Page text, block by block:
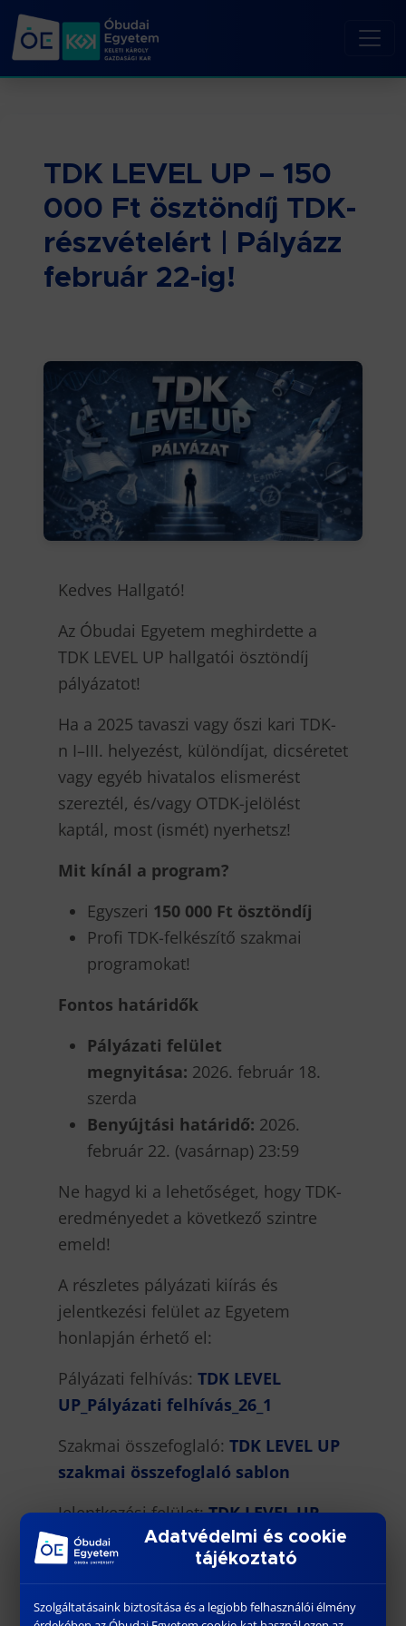
TDK LEVEL UP – 150
000 Ft ösztöndíj TDK-
részvételért | Pályázz
február 22-ig!
Kedves Hallgató!
Az Óbudai Egyetem meghirdette a
TDK LEVEL UP hallgatói ösztöndíj
pályázatot!
Ha a 2025 tavaszi vagy őszi kari TDK-
n I–III. helyezést, különdíjat, dicséretet
vagy egyéb hivatalos elismerést
szereztél, és/vagy OTDK-jelölést
kaptál, most (ismét) nyerhetsz!
Mit kínál a program?
Egyszeri 150 000 Ft ösztöndíj
Profi TDK-felkészítő szakmai
programokat!
Fontos határidők
Pályázati felület
megnyitása: 2026. február 18.
szerda
Benyújtási határidő: 2026.
február 22. (vasárnap) 23:59
Ne hagyd ki a lehetőséget, hogy TDK-
eredményedet a következő szintre
emeld!
A részletes pályázati kiírás és
jelentkezési felület az Egyetem
honlapján érhető el:
Pályázati felhívás: TDK LEVEL
UP_Pályázati felhívás_26_1
Szakmai összefoglaló: TDK LEVEL UP
szakmai összefoglaló sablon
Jelentkezési felület:TDK LEVEL UP
pályázati jelentkézi lap és a
pályázat benyújtása
Adatkezelés tájékoztató:TDK LEVEL
Adatvédelmi és cookie
tájékoztató
Szolgáltatásaink biztosítása és a legjobb felhasználói élmény